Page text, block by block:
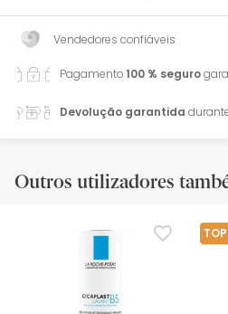
Vendedores confiáveis
Pagamento100 % seguro
Devolução garantida
Outros utilizadores